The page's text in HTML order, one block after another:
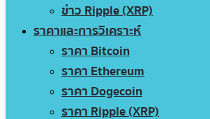
ข่าว Ripple (XRP)
ราคาและการวิเคราะห์
ราคา Bitcoin
ราคา Ethereum
ราคา Dogecoin
ราคา Ripple (XRP)